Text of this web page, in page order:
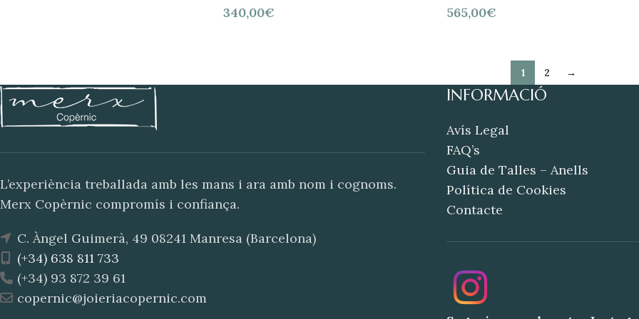
340,00€
565,00€
1 2 →
L’experiència treballada amb les mans i ara amb nom i cognoms.
Merx Copèrnic compromís i confiança.
C. Àngel Guimerà, 49 08241 Manresa (Barcelona)
(+34) 638 811 733
(+34) 93 872 39 61
copernic@joieriacopernic.com
INFORMACIÓ
Avís Legal
FAQ’s
Guia de Talles – Anells
Política de Cookies
Contacte